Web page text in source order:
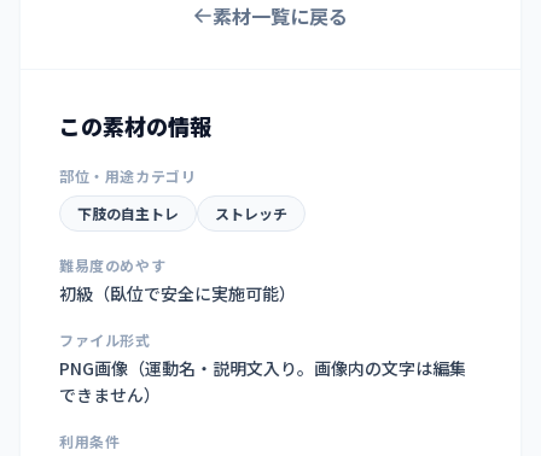
素材一覧に戻る
この素材の情報
部位・用途カテゴリ
下肢の自主トレ
ストレッチ
難易度のめやす
初級（臥位で安全に実施可能）
ファイル形式
PNG画像（運動名・説明文入り。画像内の文字は編集
できません）
利用条件